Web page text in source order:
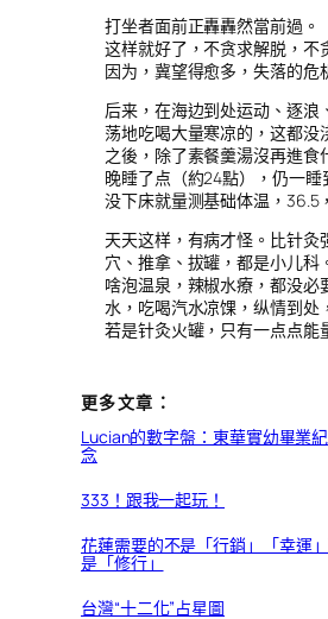
打坐者面前正轟轟然當前過。
这样就好了，不贪求解脱，不
因为，冀望得愈多，失落的危
后来，在海边到处运动、逐浪
荡地吃喝大量寒凉的，这都没
之後，除了素餐羹湯沒再進食
晚睡了点（約24點），仍一
没下床就量测基础体温，36.5
天天这样，有病才怪。比针灸
穴、推拿、拔罐，都是小儿科
啥泡温泉，辣椒水療，都没必
水，吃喝汽水凉馃，纵情到处
若是针灸火罐，只有一点点能
更多文章：
Lucian的數字盤：東華實幼畢業紀
念
333！跟我一起玩！
花蓮需要的不是「行銷」「幸運
是「修行」
台灣“十二化”占星圖